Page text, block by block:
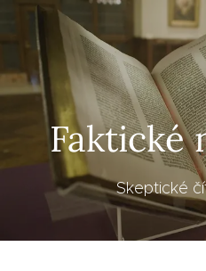
Faktické
Skeptické